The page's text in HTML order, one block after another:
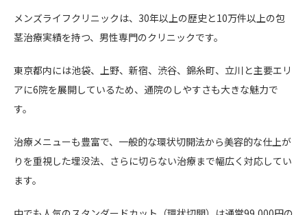
メンズライフクリニックは、30年以上の歴史と10万件以上の包
茎治療実績を持つ、男性専門のクリニックです。
東京都内には池袋、上野、新宿、渋谷、錦糸町、立川と主要エリ
アに6院を展開しているため、通院のしやすさも大きな魅力で
す。
治療メニューも豊富で、一般的な環状切開法から美容的な仕上が
りを重視した埋没法、さらに切らない治療まで幅広く対応してい
ます。